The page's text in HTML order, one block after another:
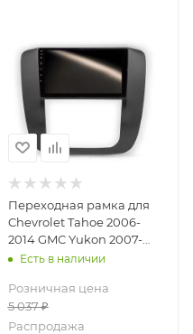
Переходная рамка для
Chevrolet Tahoe 2006-
2014 GMC Yukon 2007-
2014 (черный) LeTrun
магнитолу 9 дюймов
Есть в наличии
Розничная цена
5 037₽
Распродажа